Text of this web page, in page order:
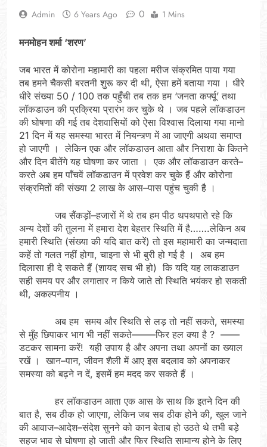
Admin 6 Years Ago 0 1 Mins
मनमोहन शर्मा ‘शरण’
जब भारत में कोरोना महामारी का पहला मरीज संक्रमित पाया गया
तब हमने चैकसी बरतनी शुरू कर दी थी, ऐसा हमें बताया गया । धीरे
धीरे संख्या 50 / 100 तक पहुँची तब तक हम ‘जनता कर्फ्यू’ तथा
लॉकडाउन की प्रक्रिया प्रारंभ कर चुके थे । जब पहले लॉकडाउन
की घोषणा की गई तब देशवासियों को ऐसा विश्वास दिलाया गया मानो
21 दिन में यह समस्या भारत में नियन्त्र्ण में आ जाएगी अथवा समाप्त
हो जाएगी । लेकिन एक और लॉकडाउन आता और निराशा के कितने
और दिन बीतेंगे यह घोषणा कर जाता । एक और लॉकडाउन करते–
करते अब हम पाँचवें लॉकडाउन में प्रवेश कर चुके हैं और कोरोना
संक्रमितों की संख्या 2 लाख के आस–पास पहुंच चुकी है ।
जब सैंकड़ों–हजारों में थे तब हम पीठ थपथपाते रहे कि
अन्य देशों की तुलना में हमारा देश बेहतर स्थिति में है…….लेकिन अब
हमारी स्थिति (संख्या की यदि बात करें) तो इस महामारी का जन्मदाता
कहें तो गलत नहीं होगा, चाइना से भी बुरी हो गई है । अब हम
दिलासा ही दे सकते हैं (शायद सच भी हो) कि यदि यह लाकडाउन
सही समय पर और लगातार न किये जाते तो स्थिति भयंकर हो सकती
थी, अकल्पनीय ।
अब हम समय और स्थिति से लड़ तो नहीं सकते, समस्या
से मुँह छिपाकर भाग भी नहीं सकते–––––फिर हल क्या है ? ––––
डटकर सामना करें! यही उपाय है और अपना तथा अपनों का ख्याल
रखें । खान–पान, जीवन शैली में आए इस बदलाव को अपनाकर
समस्या को बढ़ने न दें, इसमें हम मदद कर सकते हैं ।
हर लॉकडाउन आता एक आस के साथ कि इतने दिन की
बात है, सब ठीक हो जाएगा, लेकिन जब सब ठीक होने की, खुल जाने
की आवाज–आदेश–संदेश सुनने को कान बेताब हो उठते थे तभी बड़े
सहज भाव से घोषणा हो जाती और फिर स्थिति सामान्य होने के लिए